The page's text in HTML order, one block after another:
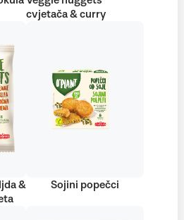
cvjetača & curry
&
Sojini popečci